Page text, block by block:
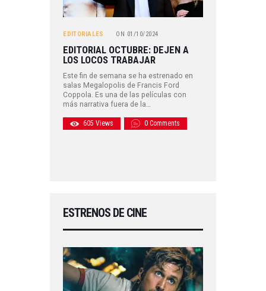
EDITORIALES ON 01/10/2024
EDITORIAL OCTUBRE: DEJEN A
LOS LOCOS TRABAJAR
Este fin de semana se ha estrenado en
salas Megalopolis de Francis Ford
Coppola. Es una de las películas con
más narrativa fuera de la…
605 Views 0 Comments
ESTRENOS DE CINE